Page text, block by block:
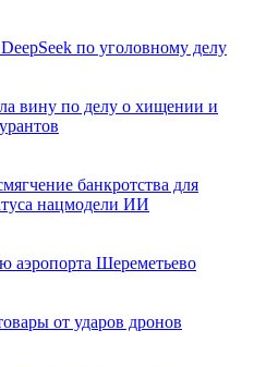
по уголовному делу
вину по делу о хищении и
банкротства для
нацмодели ИИ
аэропорта Шереметьево
от ударов дронов